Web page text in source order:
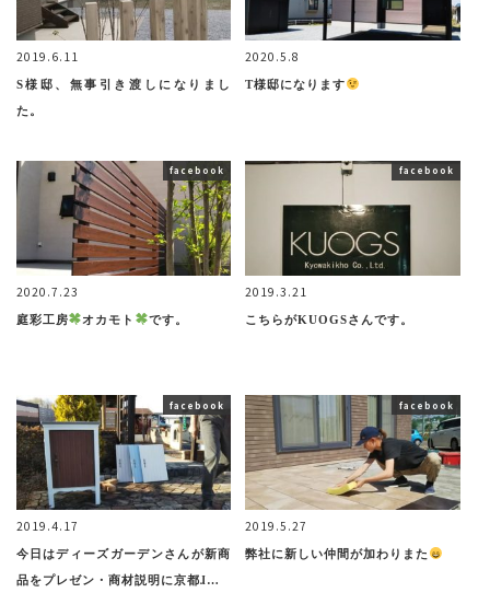
2019.6.11
S様邸、無事引き渡しになりまし
た。
2020.5.8
T様邸になります
facebook
2020.7.23
庭彩工房 オカモト です。
facebook
2019.3.21
こちらがKUOGSさんです。
facebook
2019.4.17
今日はディーズガーデンさんが新商
品をプレゼン・商材説明に京都ɺ…
facebook
2019.5.27
弊社に新しい仲間が加わりまた